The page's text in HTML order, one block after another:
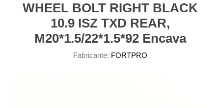
WHEEL BOLT RIGHT BLACK
10.9 ISZ TXD REAR,
M20*1.5/22*1.5*92 Encava
Fabricante: FORTPRO